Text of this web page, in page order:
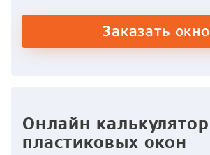
Заказать окно
Онлайн калькулятор
пластиковых окон